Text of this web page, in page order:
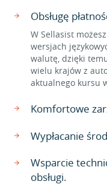
Obsługę
W Sellasist
wersjach
walutę, dzięki
wielu krajów z
aktualnego kursu
Komfortowe
Wypłacanie
Wsparcie
obsługi.